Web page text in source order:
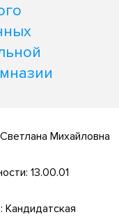
Михайловна
13.00.01
Кандидатская